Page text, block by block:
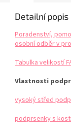
Detailní
Poradenství,
osobní odběr v
Tabulka velikostí
Vlastnosti
vysoký střed
podprsenky s